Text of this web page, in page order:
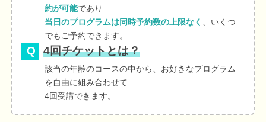
約が可能であり
当日のプログラムは同時予約数の上限なく
、いくつ
でもご予約できます。
4回チケットとは？
該当の年齢のコースの中から、お好きなプログラム
を自由に組み合わせて
4回受講できます。